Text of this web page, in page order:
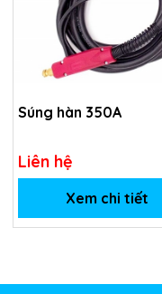
Súng hàn 350A
Liên hệ
Xem chi tiết